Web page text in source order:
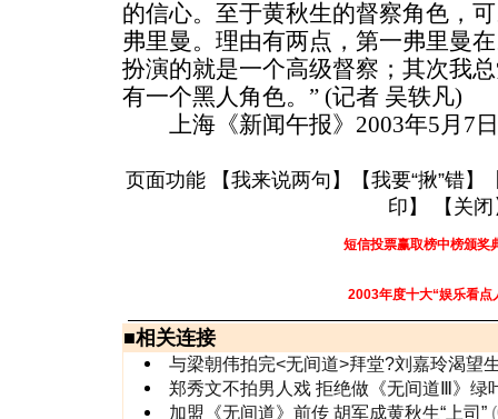
的信心。至于黄秋生的督察角色，
弗里曼。理由有两点，第一弗里曼
扮演的就是一个高级督察；其次我
有一个黑人角色。” (记者 吴轶凡)
上海《新闻午报》2003年5月7日
页面功能 【我来说两句 】【我要“揪”错】
印 】 【 关闭
短信投票赢取榜中榜颁奖
2003年度十大“娱乐看点
■相关连接
与梁朝伟拍完<无间道>拜堂?刘嘉玲渴望
郑秀文不拍男人戏 拒绝做《无间道Ⅲ》绿
加盟《无间道》前传 胡军成黄秋生“上司”